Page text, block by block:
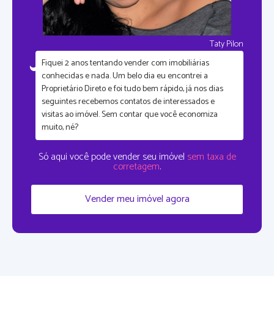
Taty Pilon
Fiquei2 anos tentando vender com imobiliárias
conhecidase nada. Um belo dia eu encontrei a
Proprietário Direto e foi tudo bem rápido, já nos dias
seguintes recebemos contatos de interessados e
visitas ao imóvel. Sem contar quevocê economiza
muito, né?
Só aqui você pode vender seu imóvel sem taxa de
corretagem.
Vender meu imóvel agora